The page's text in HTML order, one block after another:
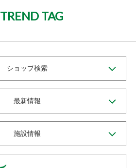
TREND TAG
ショップ検索
最新情報
施設情報